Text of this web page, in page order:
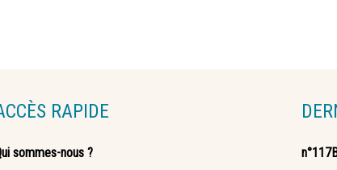
RAPIDE
sommes-nous ?